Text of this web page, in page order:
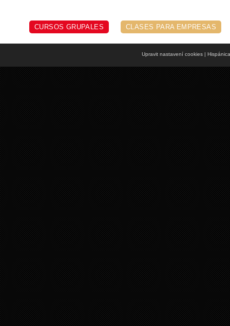
CURSOS GRUPALES CLASES PARA EMPRESAS
Upravit nastavení cookies|